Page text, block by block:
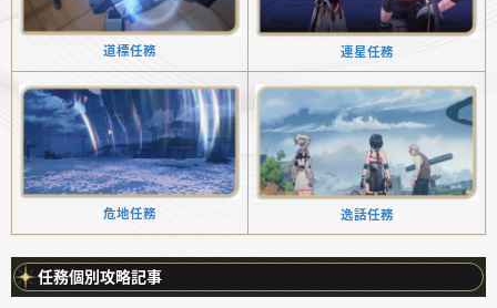
道標任務 連星任務
危地任務 逸話任務
任務個別攻略記事